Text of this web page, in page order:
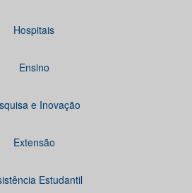
Hospitais
Ensino
e Inovação
Extensão
Estudantil